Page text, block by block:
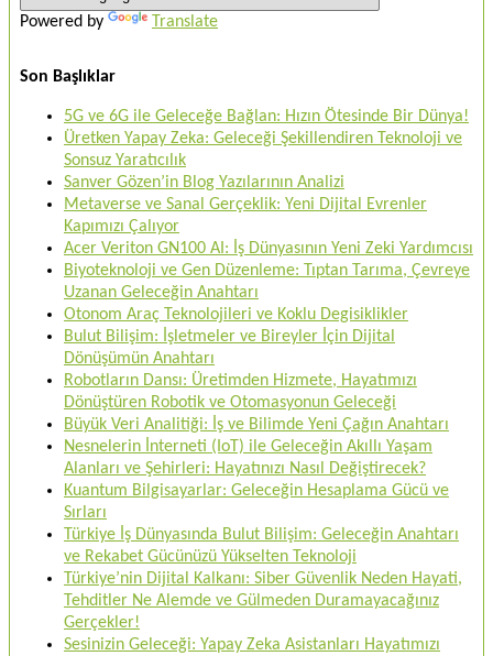
Powered by Translate
Son Başlıklar
5G ve 6G ile Geleceğe Bağlan: Hızın Ötesinde Bir Dünya!
Üretken Yapay Zeka: Geleceği Şekillendiren Teknoloji ve
Sonsuz Yaratıcılık
Sanver Gözen’in Blog Yazılarının Analizi
Metaverse ve Sanal Gerçeklik: Yeni Dijital Evrenler
Kapımızı Çalıyor
Acer Veriton GN100 AI: İş Dünyasının Yeni Zeki Yardımcısı
Biyoteknoloji ve Gen Düzenleme: Tıptan Tarıma, Çevreye
Uzanan Geleceğin Anahtarı
Otonom Araç Teknolojileri ve Koklu Degisiklikler
Bulut Bilişim: İşletmeler ve Bireyler İçin Dijital
Dönüşümün Anahtarı
Robotların Dansı: Üretimden Hizmete, Hayatımızı
Dönüştüren Robotik ve Otomasyonun Geleceği
Büyük Veri Analitiği: İş ve Bilimde Yeni Çağın Anahtarı
Nesnelerin İnterneti (IoT) ile Geleceğin Akıllı Yaşam
Alanları ve Şehirleri: Hayatınızı Nasıl Değiştirecek?
Kuantum Bilgisayarlar: Geleceğin Hesaplama Gücü ve
Sırları
Türkiye İş Dünyasında Bulut Bilişim: Geleceğin Anahtarı
ve Rekabet Gücünüzü Yükselten Teknoloji
Türkiye’nin Dijital Kalkanı: Siber Güvenlik Neden Hayati,
Tehditler Ne Alemde ve Gülmeden Duramayacağınız
Gerçekler!
Sesinizin Geleceği: Yapay Zeka Asistanları Hayatımızı